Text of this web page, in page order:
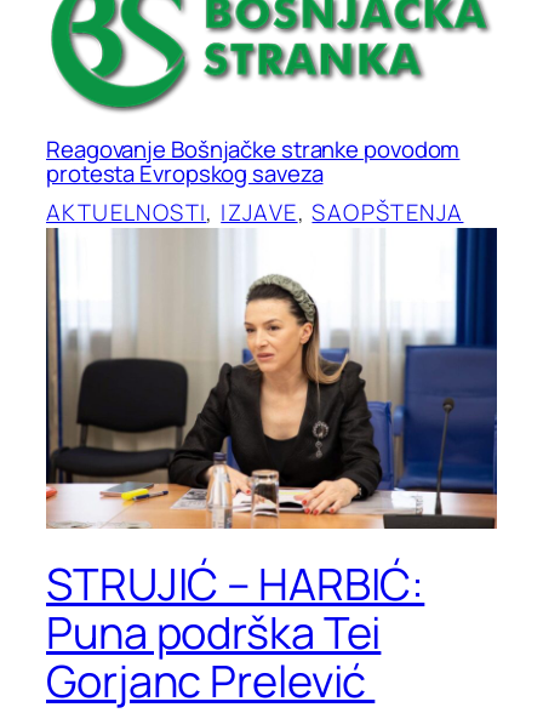
Reagovanje Bošnjačke stranke povodom
protesta Evropskog saveza
AKTUELNOSTI, IZJAVE, SAOPŠTENJA
STRUJIĆ – HARBIĆ:
Puna podrška Tei
Gorjanc Prelević